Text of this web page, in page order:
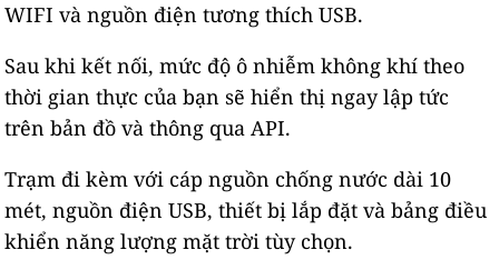
WIFI và nguồn điện tương thích USB.
Sau khi kết nối, mức độ ô nhiễm không khí theo
thời gian thực của bạn sẽ hiển thị ngay lập tức
trên bản đồ và thông qua API.
Trạm đi kèm với cáp nguồn chống nước dài 10
mét, nguồn điện USB, thiết bị lắp đặt và bảng điều
khiển năng lượng mặt trời tùy chọn.